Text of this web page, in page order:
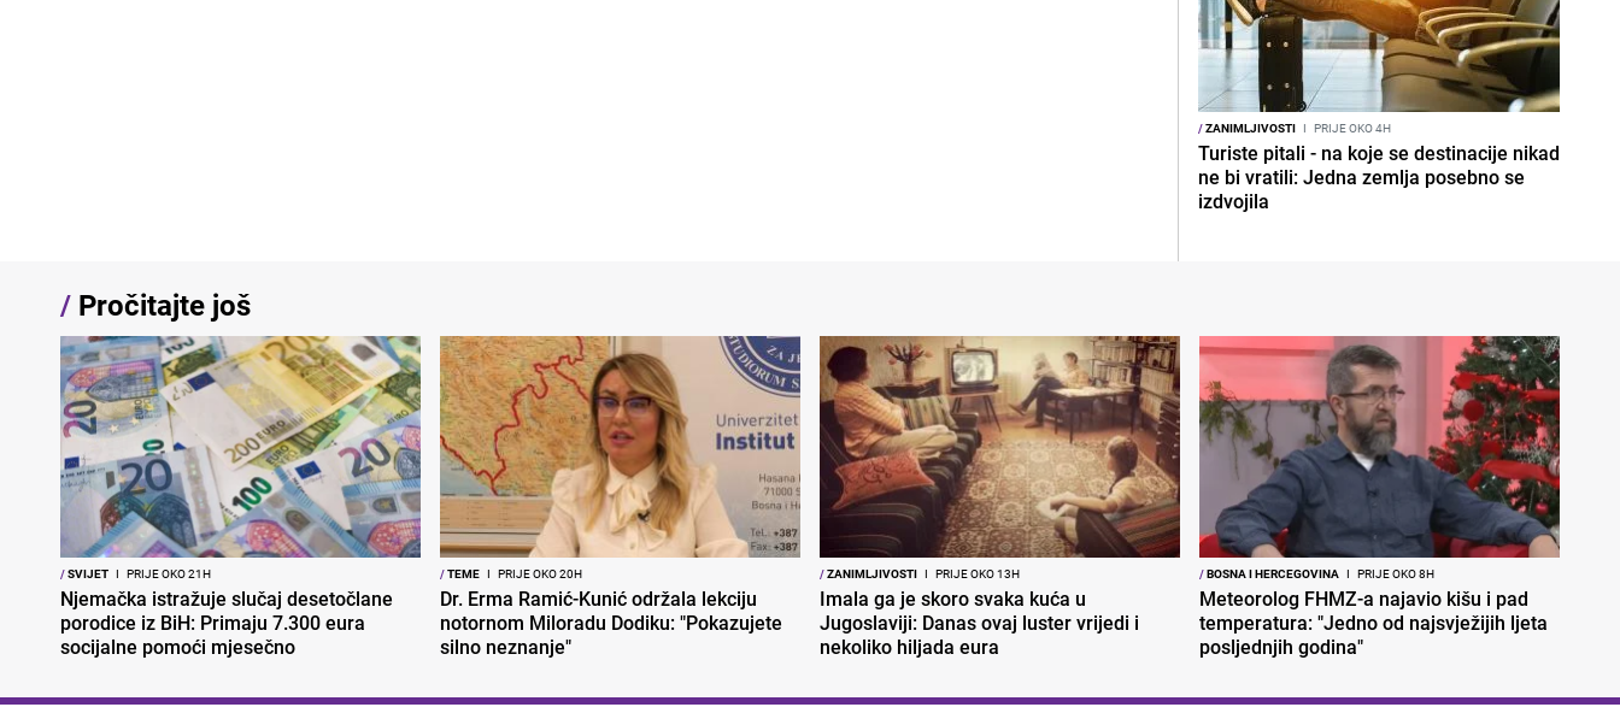
/ZANIMLJIVOSTI I PRIJE OKO 4H
Turiste pitali - na koje se destinacije nikad
ne bi vratili: Jedna zemlja posebno se
izdvojila
/ Pročitajte još
/SVIJET I PRIJE OKO 21H
Njemačka istražuje slučaj desetočlane
porodice iz BiH: Primaju 7.300 eura
socijalne pomoći mjesečno
/TEME I PRIJE OKO 20H
Dr. Erma Ramić-Kunić održala lekciju
notornom Miloradu Dodiku: "Pokazujete
silno neznanje"
/ZANIMLJIVOSTI I PRIJE OKO 13H
Imala ga je skoro svaka kuća u
Jugoslaviji: Danas ovaj luster vrijedi i
nekoliko hiljada eura
/BOSNA I HERCEGOVINA I PRIJE OKO 8H
Meteorolog FHMZ-a najavio kišu i pad
temperatura: "Jedno od najsvježijih ljeta
posljednjih godina"